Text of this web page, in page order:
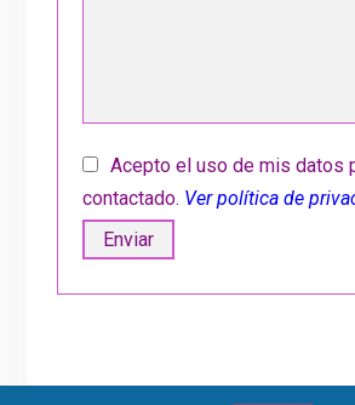
Acepto el uso de mis datos
contactado. Ver política de